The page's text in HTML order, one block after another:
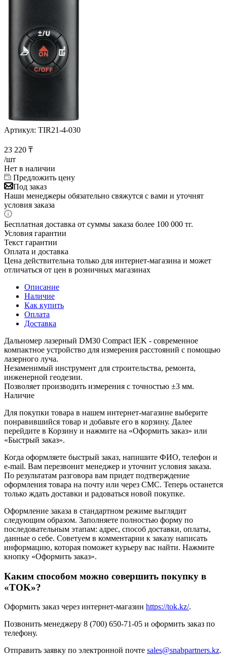
Артикул: TIR21-4-030
23 220 ₸
/шт
Нет в наличии
Предложить цену
Под заказ
Наши менеджеры обязательно свяжутся с вами и уточнят
условия заказа
Бесплатная доставка от суммы заказа более 100 000 тг.
Условия гарантии
Текст гарантии
Оплата и доставка
Цена действительна только для интернет-магазина и может
отличаться от цен в розничных магазинах
Описание
Наличие
Как купить
Оплата
Доставка
Дальномер лазерный DM30 Compact IEK - современное
компактное устройство для измерения расстояний с помощью
лазерного луча.
Незаменимый инструмент для строительства, ремонта,
инженерной геодезии.
Позволяет производить измерения с точностью ±3 мм.
Наличие
Для покупки товара в нашем интернет-магазине выберите
понравившийся товар и добавьте его в корзину. Далее
перейдите в Корзину и нажмите на «Оформить заказ» или
«Быстрый заказ».
Когда оформляете быстрый заказ, напишите ФИО, телефон и
e-mail. Вам перезвонит менеджер и уточнит условия заказа.
По результатам разговора вам придет подтверждение
оформления товара на почту или через СМС. Теперь останется
только ждать доставки и радоваться новой покупке.
Оформление заказа в стандартном режиме выглядит
следующим образом. Заполняете полностью форму по
последовательным этапам: адрес, способ доставки, оплаты,
данные о себе. Советуем в комментарии к заказу написать
информацию, которая поможет курьеру вас найти. Нажмите
кнопку «Оформить заказ».
Каким способом можно совершить покупку в
«TOK»?
Оформить заказ через интернет-магазин https://tok.kz/.
Позвонить менеджеру 8 (700) 650-71-05 и оформить заказ по
телефону.
Отправить заявку по электронной почте sales@snabpartners.kz.